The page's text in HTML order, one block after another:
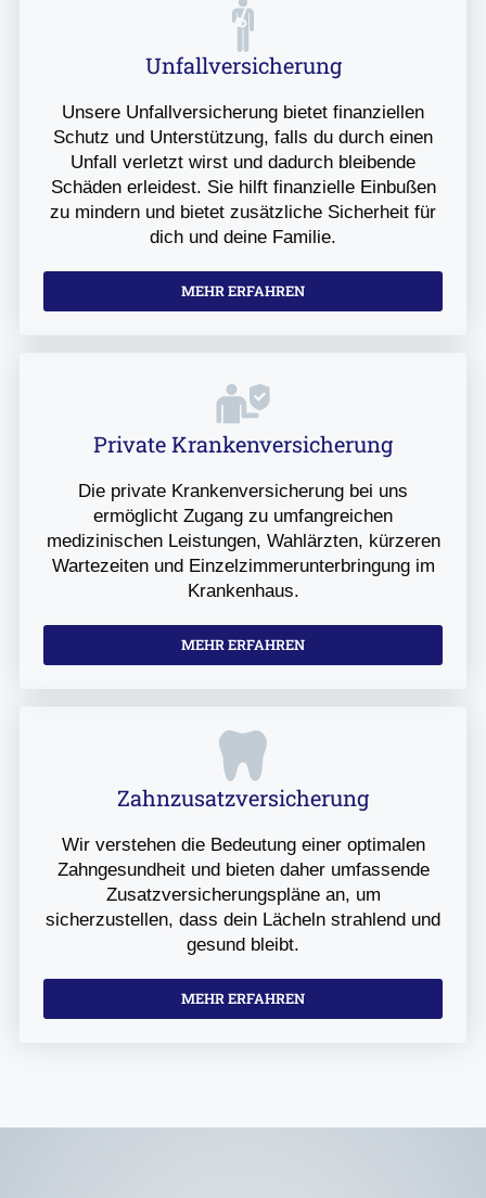
Unfallversicherung
Unsere Unfallversicherung bietet finanziellen
Schutz und Unterstützung, falls du durch einen
Unfall verletzt wirst und dadurch bleibende
Schäden erleidest. Sie hilft finanzielle Einbußen
zu mindern und bietet zusätzliche Sicherheit für
dich und deine Familie.
MEHR ERFAHREN
Private Krankenversicherung
Die private Krankenversicherung bei uns
ermöglicht Zugang zu umfangreichen
medizinischen Leistungen, Wahlärzten, kürzeren
Wartezeiten und Einzelzimmerunterbringung im
Krankenhaus.
MEHR ERFAHREN
Zahnzusatzversicherung
Wir verstehen die Bedeutung einer optimalen
Zahngesundheit und bieten daher umfassende
Zusatzversicherungspläne an, um
sicherzustellen, dass dein Lächeln strahlend und
gesund bleibt.
MEHR ERFAHREN